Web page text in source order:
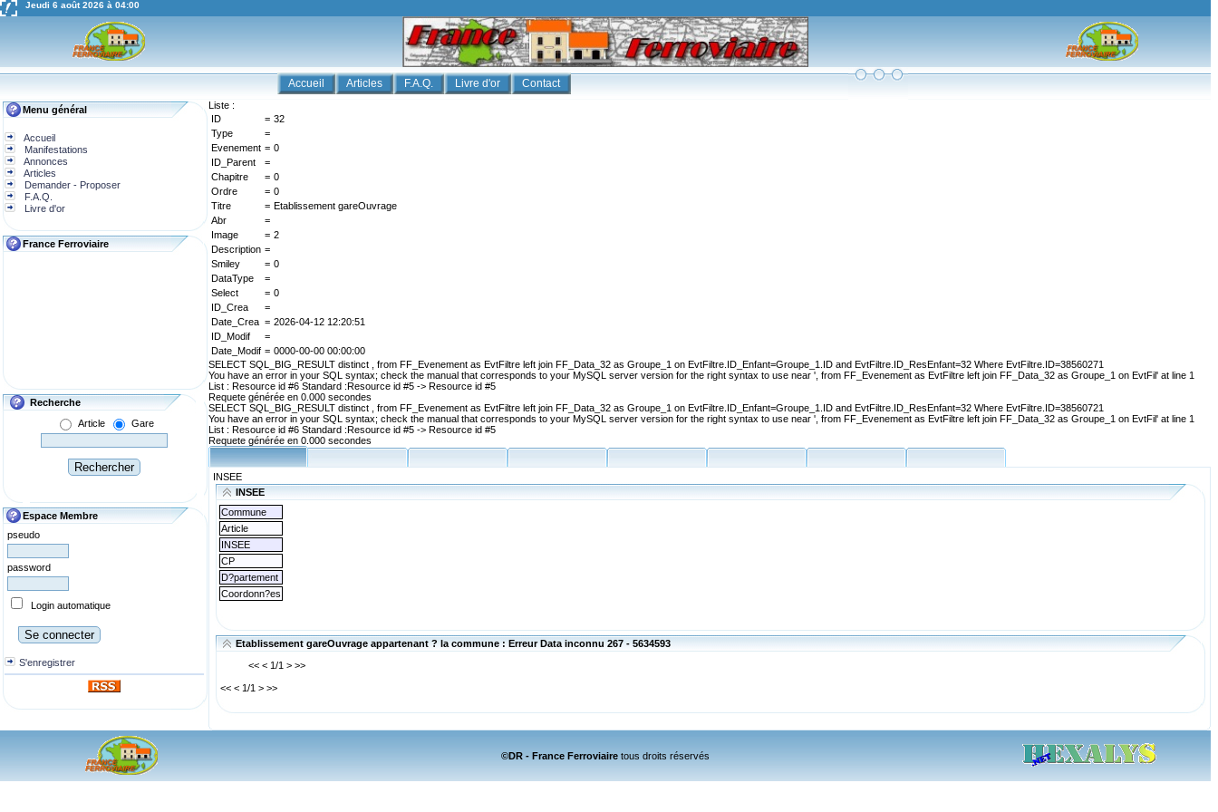
Jeudi 6 août 2026 à 04:00
Accueil Articles F.A.Q. Livre d'or Contact
Menu général
Accueil
Manifestations
Annonces
Articles
Demander - Proposer
F.A.Q.
Livre d'or
France Ferroviaire
Recherche
Article
Gare
Espace Membre
pseudo
password
Login automatique
S'enregistrer
Liste :
ID
= 32
Type
=
Evenement = 0
ID_Parent
=
Chapitre
= 0
Ordre
= 0
Titre
= Etablissement gareOuvrage
Abr
=
Image
= 2
Description =
Smiley
= 0
DataType
=
Select
= 0
ID_Crea
=
Date_Crea = 2026-04-12 12:20:51
ID_Modif
=
Date_Modif = 0000-00-00 00:00:00
SELECT SQL_BIG_RESULT distinct , from FF_Evenement as EvtFiltre left join FF_Data_32 as Groupe_1 on EvtFiltre.ID_Enfant=Groupe_1.ID and EvtFiltre.ID_ResEnfant=32 Where EvtFiltre.ID=38560271
You have an error in your SQL syntax; check the manual that corresponds to your MySQL server version for the right syntax to use near ', from FF_Evenement as EvtFiltre left join FF_Data_32 as Groupe_1 on EvtFil' at line 1
List : Resource id #6 Standard :Resource id #5 -> Resource id #5
Requete générée en 0.000 secondes
SELECT SQL_BIG_RESULT distinct , from FF_Evenement as EvtFiltre left join FF_Data_32 as Groupe_1 on EvtFiltre.ID_Enfant=Groupe_1.ID and EvtFiltre.ID_ResEnfant=32 Where EvtFiltre.ID=38560721
You have an error in your SQL syntax; check the manual that corresponds to your MySQL server version for the right syntax to use near ', from FF_Evenement as EvtFiltre left join FF_Data_32 as Groupe_1 on EvtFil' at line 1
List : Resource id #6 Standard :Resource id #5 -> Resource id #5
Requete générée en 0.000 secondes
INSEE
INSEE
Commune
Article
INSEE
CP
D?partement
Coordonn?es
Etablissement gareOuvrage appartenant ? la commune : Erreur Data inconnu 267 - 5634593
<< < 1/1 > >>
<< < 1/1 > >>
©DR - France Ferroviairetous droits réservés